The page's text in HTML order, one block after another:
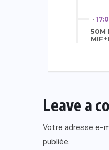
-
50M
Leave a
Votre adresse e-
publiée.